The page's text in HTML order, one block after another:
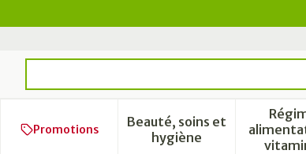
Promotions
Beauté, soins et
hygièneAfficher le sous-